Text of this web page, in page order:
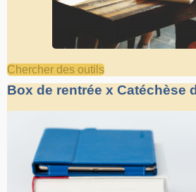
Chercher des outils
Box de rentrée x Catéchèse